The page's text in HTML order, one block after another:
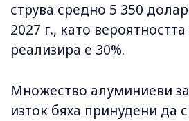
струва средно 5 350
2027 г., като
реализира е 30%.
Множество алуминиеви
изток бяха принудени да